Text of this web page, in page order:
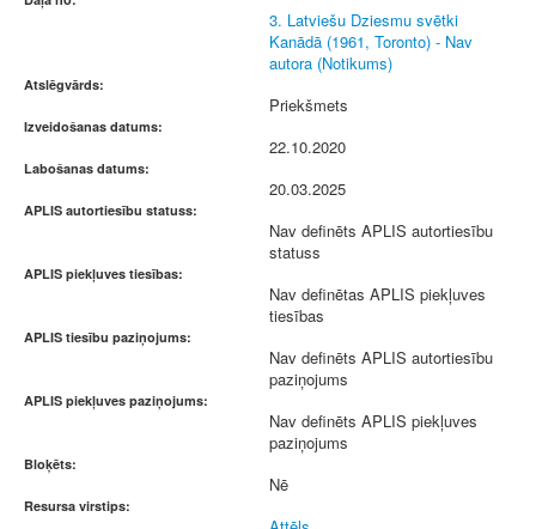
3. Latviešu Dziesmu svētki
Kanādā (1961, Toronto) - Nav
autora (Notikums)
Atslēgvārds:
Priekšmets
Izveidošanas datums:
22.10.2020
Labošanas datums:
20.03.2025
APLIS autortiesību statuss:
Nav definēts APLIS autortiesību
statuss
APLIS piekļuves tiesības:
Nav definētas APLIS piekļuves
tiesības
APLIS tiesību paziņojums:
Nav definēts APLIS autortiesību
paziņojums
APLIS piekļuves paziņojums:
Nav definēts APLIS piekļuves
paziņojums
Bloķēts:
Nē
Resursa virstips: